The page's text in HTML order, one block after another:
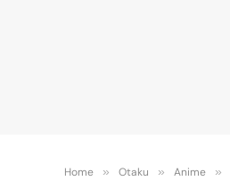
Home » Otaku » Anime »